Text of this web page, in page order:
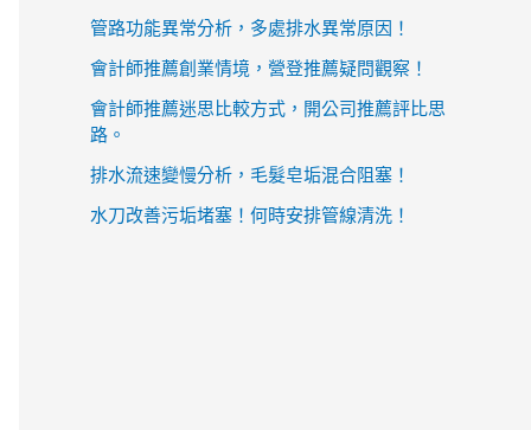
管路功能異常分析，多處排水異常原因！
會計師推薦創業情境，營登推薦疑問觀察！
會計師推薦迷思比較方式，開公司推薦評比思
路。
排水流速變慢分析，毛髮皂垢混合阻塞！
水刀改善污垢堵塞！何時安排管線清洗！